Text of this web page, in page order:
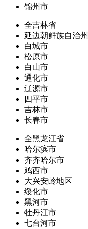
锦州市
全吉林省
延边朝鲜族自治州
白城市
松原市
白山市
通化市
辽源市
四平市
吉林市
长春市
全黑龙江省
哈尔滨市
齐齐哈尔市
鸡西市
大兴安岭地区
绥化市
黑河市
牡丹江市
七台河市